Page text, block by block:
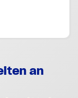
an